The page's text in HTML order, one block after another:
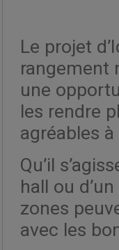
Le projet
rangement
une
les rendre
agréables à
Qu’il
hall ou
zones
avec les